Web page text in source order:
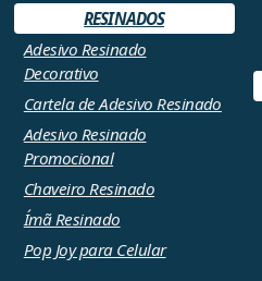
RESINADOS
Adesivo Resinado
Decorativo
Cartela de Adesivo Resinado
Adesivo Resinado
Promocional
Chaveiro Resinado
Ímã Resinado
Pop Joy para Celular